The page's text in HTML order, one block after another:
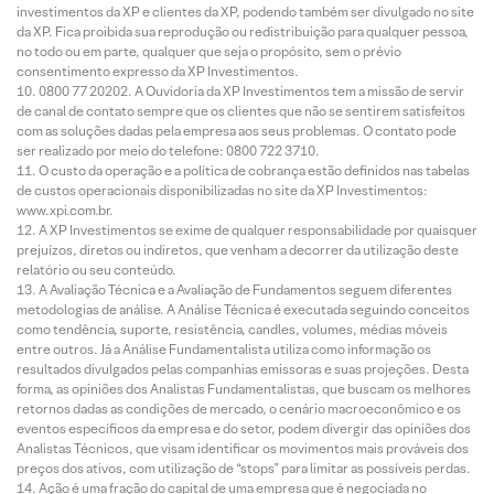
investimentos da XP e clientes da XP, podendo também ser divulgado no site
da XP. Fica proibida sua reprodução ou redistribuição para qualquer pessoa,
no todo ou em parte, qualquer que seja o propósito, sem o prévio
consentimento expresso da XP Investimentos.
0800 77 20202. A Ouvidoria da XP Investimentos tem a missão de servir
de canal de contato sempre que os clientes que não se sentirem satisfeitos
com as soluções dadas pela empresa aos seus problemas. O contato pode
ser realizado por meio do telefone: 0800 722 3710.
O custo da operação e a política de cobrança estão definidos nas tabelas
de custos operacionais disponibilizadas no site da XP Investimentos:
www.xpi.com.br.
A XP Investimentos se exime de qualquer responsabilidade por quaisquer
prejuízos, diretos ou indiretos, que venham a decorrer da utilização deste
relatório ou seu conteúdo.
A Avaliação Técnica e a Avaliação de Fundamentos seguem diferentes
metodologias de análise. A Análise Técnica é executada seguindo conceitos
como tendência, suporte, resistência, candles, volumes, médias móveis
entre outros. Já a Análise Fundamentalista utiliza como informação os
resultados divulgados pelas companhias emissoras e suas projeções. Desta
forma, as opiniões dos Analistas Fundamentalistas, que buscam os melhores
retornos dadas as condições de mercado, o cenário macroeconômico e os
eventos específicos da empresa e do setor, podem divergir das opiniões dos
Analistas Técnicos, que visam identificar os movimentos mais prováveis dos
preços dos ativos, com utilização de “stops” para limitar as possíveis perdas.
Ação é uma fração do capital de uma empresa que é negociada no